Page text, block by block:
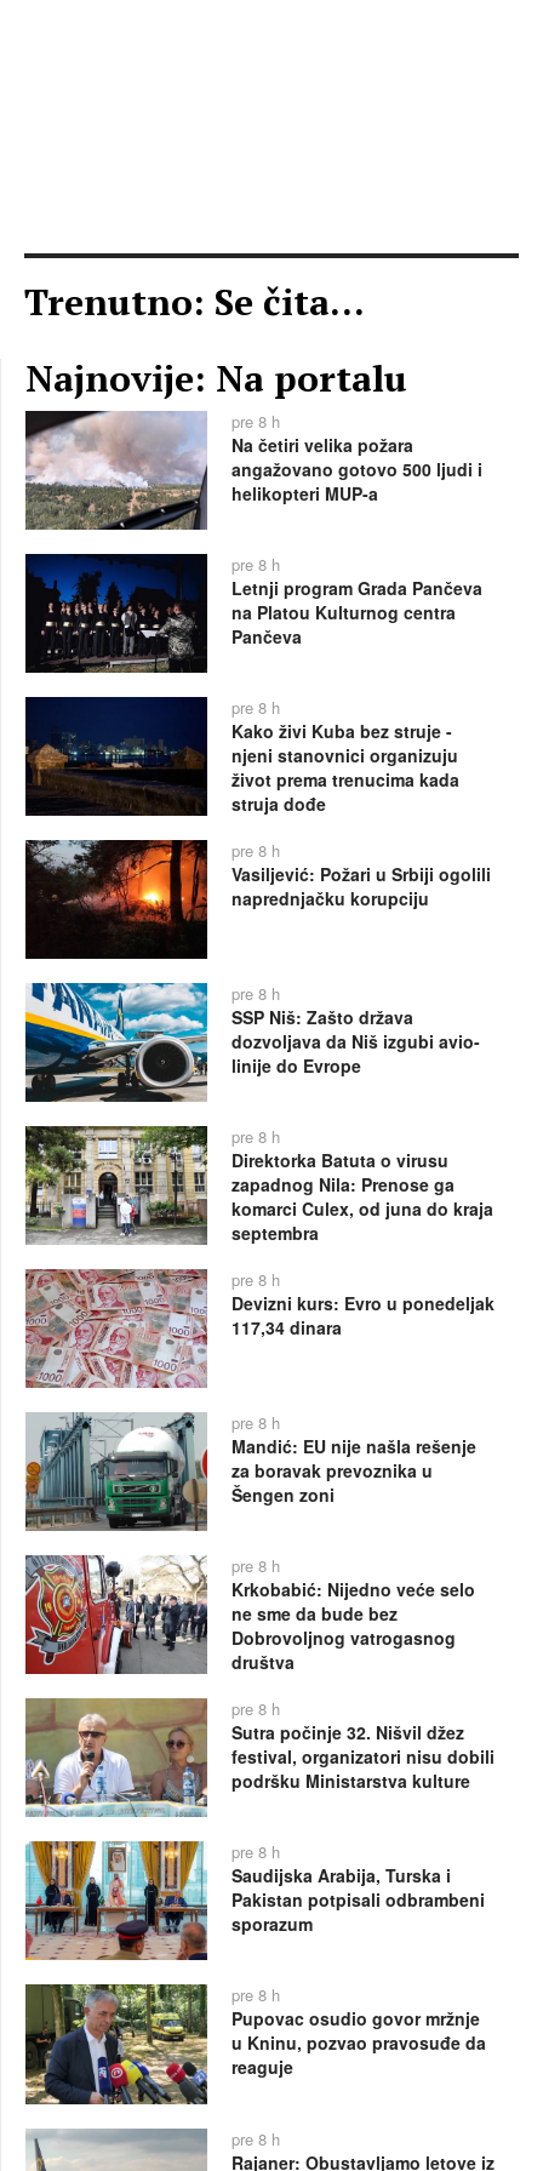
Trenutno: Se čita...
Najnovije: Na portalu
pre 8 h
Na četiri velika požara
angažovano gotovo 500 ljudi i
helikopteri MUP-a
pre 8 h
Letnji program Grada Pančeva
na Platou Kulturnog centra
Pančeva
pre 8 h
Kako živi Kuba bez struje -
njeni stanovnici organizuju
život prema trenucima kada
struja dođe
pre 8 h
Vasiljević: Požari u Srbiji ogolili
naprednjačku korupciju
pre 8 h
SSP Niš: Zašto država
dozvoljava da Niš izgubi avio-
linije do Evrope
pre 8 h
Direktorka Batuta o virusu
zapadnog Nila: Prenose ga
komarci Culex, od juna do kraja
septembra
pre 8 h
Devizni kurs: Evro u ponedeljak
117,34 dinara
pre 8 h
Mandić: EU nije našla rešenje
za boravak prevoznika u
Šengen zoni
pre 8 h
Krkobabić: Nijedno veće selo
ne sme da bude bez
Dobrovoljnog vatrogasnog
društva
pre 8 h
Sutra počinje 32. Nišvil džez
festival, organizatori nisu dobili
podršku Ministarstva kulture
pre 8 h
Saudijska Arabija, Turska i
Pakistan potpisali odbrambeni
sporazum
pre 8 h
Pupovac osudio govor mržnje
u Kninu, pozvao pravosuđe da
reaguje
pre 8 h
Rajaner: Obustavljamo letove iz